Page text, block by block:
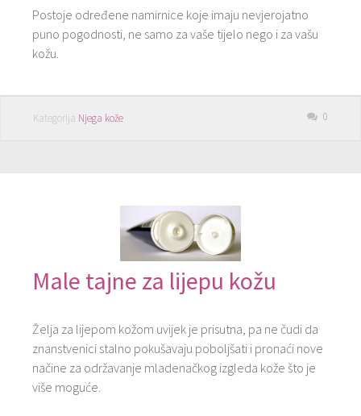
Postoje određene namirnice koje imaju nevjerojatno
puno pogodnosti, ne samo za vaše tijelo nego i za vašu
kožu.
Kategorija Njega kože 0
Male tajne za lijepu kožu
Želja za lijepom kožom uvijek je prisutna, pa ne čudi da
znanstvenici stalno pokušavaju poboljšati i pronaći nove
načine za održavanje mladenačkog izgleda kože što je
više moguće.